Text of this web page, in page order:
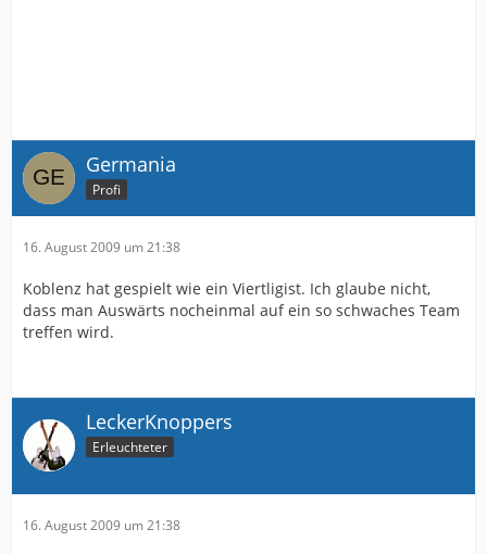
Germania
Profi
16. August 2009 um 21:38
Koblenz hat gespielt wie ein Viertligist. Ich glaube nicht,
dass man Auswärts nocheinmal auf ein so schwaches Team
treffen wird.
LeckerKnoppers
Erleuchteter
16. August 2009 um 21:38